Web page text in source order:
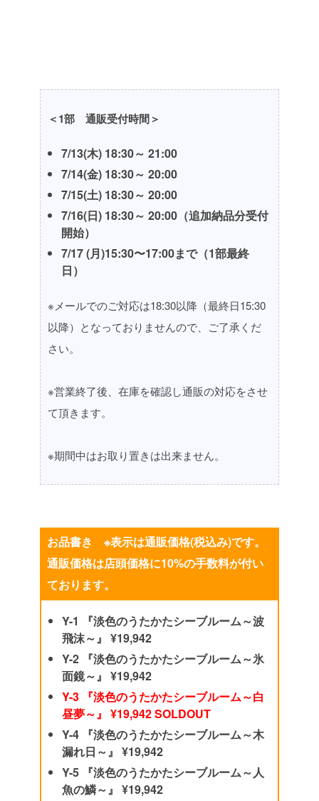
＜1部 通販受付時間＞
7/13(木) 18:30～ 21:00
7/14(金) 18:30～ 20:00
7/15(土) 18:30～ 20:00
7/16(日) 18:30～ 20:00 （追加納品分受付
開始）
7/17 (月)15:30〜17:00まで（1部最終
日）
※メールでのご対応は18:30以降（最終日15:30
以降）となっておりませんので、ご了承くだ
さい。
※営業終了後、在庫を確認し通販の対応をさせ
て頂きます。
※期間中はお取り置きは出来ません。
お品書き ※表示は通販価格(税込み)です。
通販価格は店頭価格に10%の手数料が付い
ております。
Y-1 『淡色のうたかたシーブルーム～波
飛沫～』 ¥19,942
Y-2 『淡色のうたかたシーブルーム～氷
面鏡～』 ¥19,942
Y-3 『淡色のうたかたシーブルーム～白
昼夢～』 ¥19,942 SOLDOUT
Y-4 『淡色のうたかたシーブルーム～木
漏れ日～』 ¥19,942
Y-5 『淡色のうたかたシーブルーム～人
魚の鱗～』 ¥19,942